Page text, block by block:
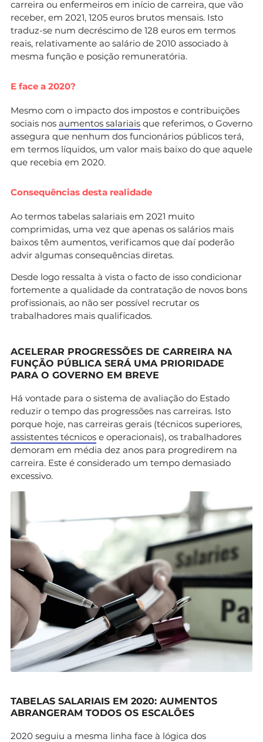
carreira ou enfermeiros em início de carreira, que vão
receber, em 2021, 1205 euros brutos mensais. Isto
traduz-se num decréscimo de 128 euros em termos
reais, relativamente ao salário de 2010 associado à
mesma função e posição remuneratória.
E face a 2020?
Mesmo com o impacto dos impostos e contribuições
sociais nos aumentos salariais que referimos, o Governo
assegura que nenhum dos funcionários públicos terá,
em termos líquidos, um valor mais baixo do que aquele
que recebia em 2020.
Consequências desta realidade
Ao termos tabelas salariais em 2021 muito
comprimidas, uma vez que apenas os salários mais
baixos têm aumentos, verificamos que daí poderão
advir algumas consequências diretas.
Desde logo ressalta à vista o facto de isso condicionar
fortemente a qualidade da contratação de novos bons
profissionais, ao não ser possível recrutar os
trabalhadores mais qualificados.
ACELERAR PROGRESSÕES DE CARREIRA NA
FUNÇÃO PÚBLICA SERÁ UMA PRIORIDADE
PARA O GOVERNO EM BREVE
Há vontade para o sistema de avaliação do Estado
reduzir o tempo das progressões nas carreiras. Isto
porque hoje, nas carreiras gerais (técnicos superiores,
assistentes técnicos e operacionais),​ os trabalhadores
demoram em média dez anos para progredirem na
carreira. Este é considerado um tempo demasiado
excessivo.
TABELAS SALARIAIS EM 2020: AUMENTOS
ABRANGERAM TODOS OS ESCALÕES
2020 seguiu a mesma linha face à lógica dos